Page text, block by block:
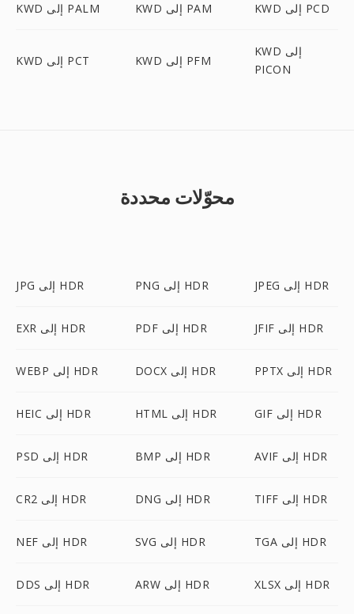
KWD إلى PALM KWD إلى PAM KWD إلى PCD
KWD إلى PCT KWD إلى PFM
KWD إلى
PICON
محوّلات محددة
JPG إلى HDR PNG إلى HDR JPEG إلى HDR
EXR إلى HDR PDF إلى HDR JFIF إلى HDR
WEBP إلى HDR DOCX إلى HDR PPTX إلى HDR
HEIC إلى HDR HTML إلى HDR GIF إلى HDR
PSD إلى HDR BMP إلى HDR AVIF إلى HDR
CR2 إلى HDR DNG إلى HDR TIFF إلى HDR
NEF إلى HDR SVG إلى HDR TGA إلى HDR
DDS إلى HDR ARW إلى HDR XLSX إلى HDR